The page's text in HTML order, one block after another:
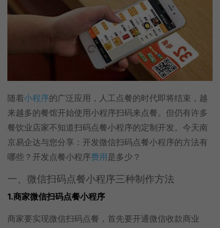
随着小程序的广泛应用，人工点餐的时代即将结束，越
来越多的餐馆开始使用小程序扫码来点餐。但仍有许多
餐饮业店家不知道扫码点餐小程序的定制开发。今天南
京易企达与您分享：开发微信扫码点餐小程序的方法有
哪些？开发点餐小程序费用 是多少？
一、微信扫码点餐小程序三种制作方法
1.商家微信扫码点餐小程序
商家要实现微信扫码点餐，首先要开通微信收款商业